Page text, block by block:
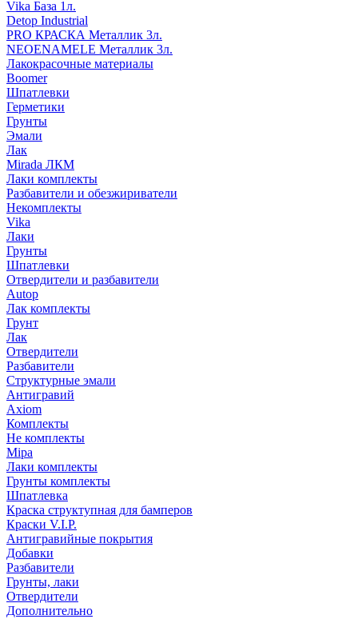
Vika База 1л.
Detop Industrial
PRO КРАСКА Металлик 3л.
NEOENAMELE Металлик 3л.
Лакокрасочные материалы
Boomer
Шпатлевки
Герметики
Грунты
Эмали
Лак
Mirada ЛКМ
Лаки комплекты
Разбавители и обезжириватели
Некомплекты
Vika
Лаки
Грунты
Шпатлевки
Отвердители и разбавители
Autop
Лак комплекты
Грунт
Лак
Отвердители
Разбавители
Структурные эмали
Антигравий
Axiom
Комплекты
Не комплекты
Mipa
Лаки комплекты
Грунты комплекты
Шпатлевка
Краска структупная для бамперов
Краски V.I.P.
Антигравийные покрытия
Добавки
Разбавители
Грунты, лаки
Отвердители
Дополнительно